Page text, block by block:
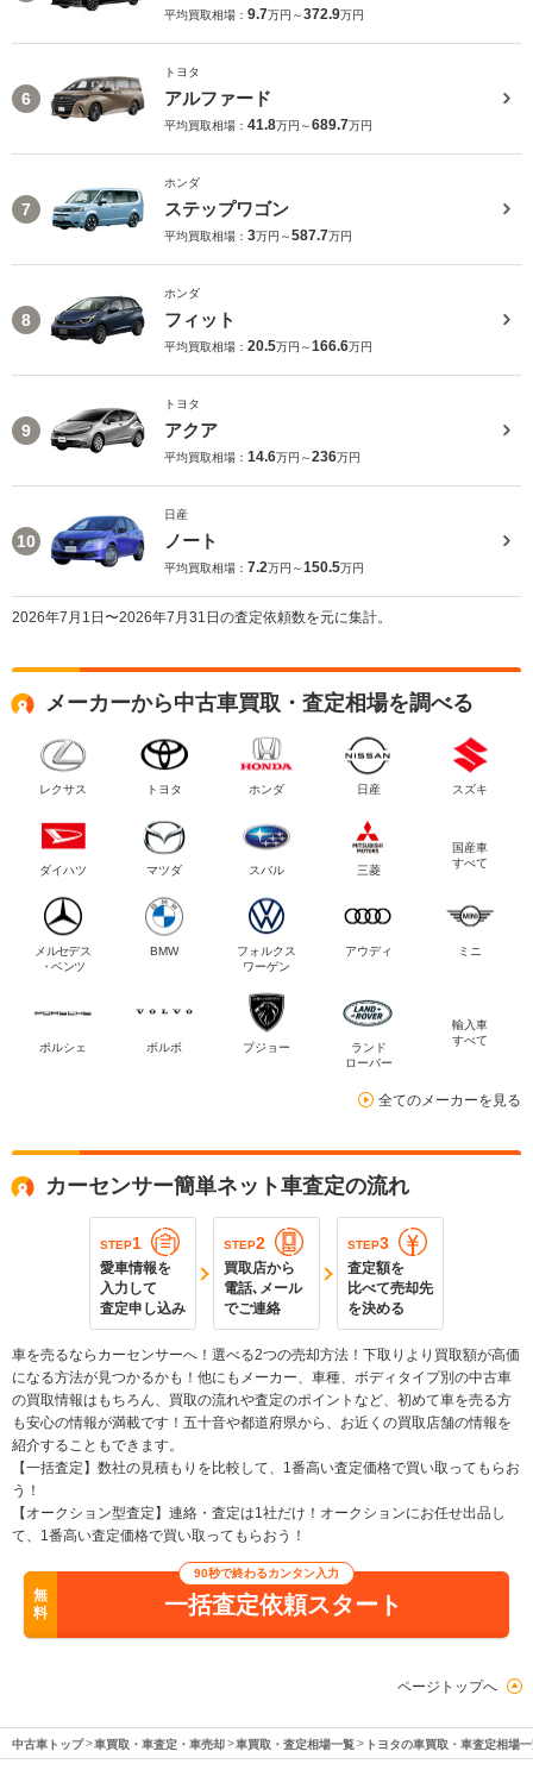
平均買取相場： 9.7万円～372.9万円
6
トヨタ
アルファード
平均買取相場： 41.8万円～689.7万円
7
ホンダ
ステップワゴン
平均買取相場： 3万円～587.7万円
8
ホンダ
フィット
平均買取相場： 20.5万円～166.6万円
9
トヨタ
アクア
平均買取相場： 14.6万円～236万円
10
日産
ノート
平均買取相場： 7.2万円～150.5万円
2026年7月1日〜2026年7月31日の査定依頼数を元に集計。
メーカーから中古車買取・査定相場を調べる
レクサス トヨタ ホンダ 日産 スズキ
ダイハツ マツダ スバル 三菱
国産車
すべて
メルセデス
・ベンツ
BMW
フォルクス
ワーゲン
アウディ ミニ
ポルシェ ボルボ プジョー
ランド
ローバー
輸入車
すべて
全てのメーカーを見る
カーセンサー簡単ネット車査定の流れ
STEP1
愛車情報を
入力して
査定申し込み
STEP2
買取店から
電話､メール
でご連絡
STEP3
査定額を
比べて売却先
を決める
車を売るならカーセンサーへ！選べる2つの売却方法！下取りより買取額が高価
になる方法が見つかるかも！他にもメーカー、車種、ボディタイプ別の中古車
の買取情報はもちろん、買取の流れや査定のポイントなど、初めて車を売る方
も安心の情報が満載です！五十音や都道府県から、お近くの買取店舗の情報を
紹介することもできます。
【一括査定】数社の見積もりを比較して、1番高い査定価格で買い取ってもらお
う！
【オークション型査定】連絡・査定は1社だけ！オークションにお任せ出品し
て、1番高い査定価格で買い取ってもらおう！
無
料
90秒で終わるカンタン入力
一括査定依頼スタート
ページトップへ
中古車トップ 車買取・車査定・車売却 車買取・査定相場一覧 トヨタの車買取・車査定相場